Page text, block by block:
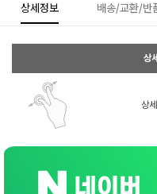
상세정보 배송/교환/반
상
상